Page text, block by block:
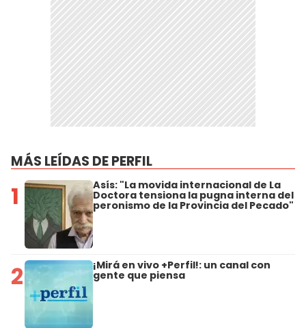
MÁS LEÍDAS DE PERFIL
1 Asís: "La movida internacional de La
Doctora tensiona la pugna interna del
peronismo de la Provincia del Pecado"
2 ¡Mirá en vivo +Perfil!: un canal con
gente que piensa